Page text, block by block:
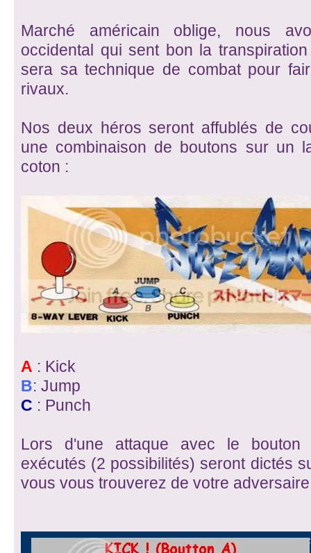
Marché américain oblige, nous
occidental qui sent bon la
sera sa technique de combat pour
rivaux.
Nos deux héros seront affublés de
une combinaison de boutons sur un
coton :
A : Kick
B: Jump
C : Punch
Lors d'une attaque avec le
exécutés (2 possibilités) seront dictés
vous vous trouverez de votre